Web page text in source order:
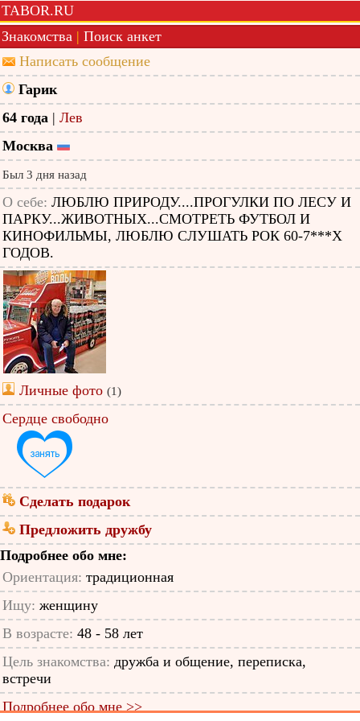
TABOR.RU
Знакомства | Поиск анкет
Написать сообщение
Гарик
64 года | Лев
Москва
Был 3 дня назад
О себе: ЛЮБЛЮ ПРИРОДУ....ПРОГУЛКИ ПО ЛЕСУ И
ПАРКУ...ЖИВОТНЫХ...СМОТРЕТЬ ФУТБОЛ И
КИНОФИЛЬМЫ, ЛЮБЛЮ СЛУШАТЬ РОК 60-7***Х
ГОДОВ.
Личные фото (1)
Сердце свободно
Сделать подарок
Предложить дружбу
Подробнее обо мне:
Ориентация: традиционная
Ищу: женщину
В возрасте: 48 - 58 лет
Цель знакомства: дружба и общение, переписка,
встречи
Подробнее обо мне >>